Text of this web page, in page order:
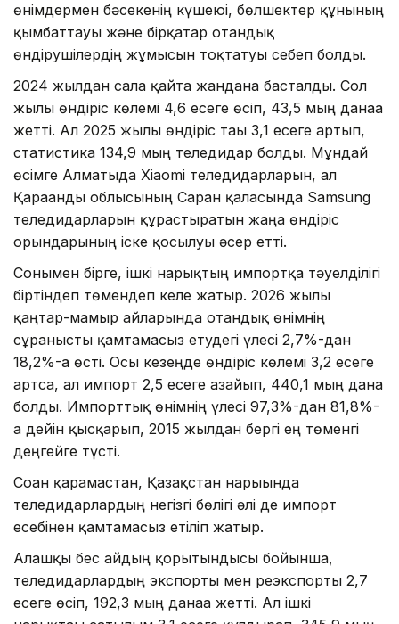
өнімдермен бәсекенің күшеюі, бөлшектер құнының
қымбаттауы және бірқатар отандық
өндірушілердің жұмысын тоқтатуы себеп болды.
2024 жылдан сала қайта жандана басталды. Сол
жылы өндіріс көлемі 4,6 есеге өсіп, 43,5 мың данаға
жетті. Ал 2025 жылы өндіріс тағы 3,1 есеге артып,
статистика 134,9 мың теледидар болды. Мұндай
өсімге Алматыда Xiaomi теледидарларын, ал
Қарағанды облысының Саран қаласында Samsung
теледидарларын құрастыратын жаңа өндіріс
орындарының іске қосылуы әсер етті.
Сонымен бірге, ішкі нарықтың импортқа тәуелділігі
біртіндеп төмендеп келе жатыр. 2026 жылы
қаңтар-мамыр айларында отандық өнімнің
сұранысты қамтамасыз етудегі үлесі 2,7%-дан
18,2%-ға өсті. Осы кезеңде өндіріс көлемі 3,2 есеге
артса, ал импорт 2,5 есеге азайып, 440,1 мың дана
болды. Импорттық өнімнің үлесі 97,3%-дан 81,8%-
ға дейін қысқарып, 2015 жылдан бергі ең төменгі
деңгейге түсті.
Соған қарамастан, Қазақстан нарығында
теледидарлардың негізгі бөлігі әлі де импорт
есебінен қамтамасыз етіліп жатыр.
Алғашқы бес айдың қорытындысы бойынша,
теледидарлардың экспорты мен реэкспорты 2,7
есеге өсіп, 192,3 мың данаға жетті. Ал ішкі